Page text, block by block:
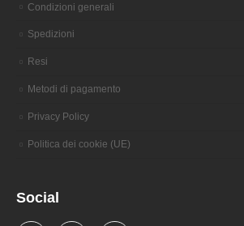
Condizioni generali
Spedizioni
Resi
Metodi di pagamento
Privacy Policy
Politica dei cookie (UE)
Social